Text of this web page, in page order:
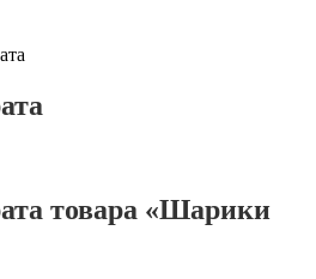
товара «Шарики